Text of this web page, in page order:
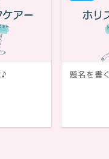
題名を書